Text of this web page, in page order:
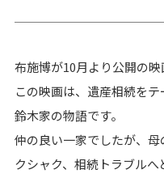
布施博が10月より公開の
この映画は、遺産相続を
鈴木家の物語です。
仲の良い一家でしたが、
クシャク、相続トラブルへ